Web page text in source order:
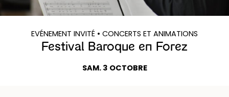
EVÉNEMENT INVITÉ • CONCERTS ET ANIMATIONS
Festival Baroque en Forez
SAM. 3 OCTOBRE